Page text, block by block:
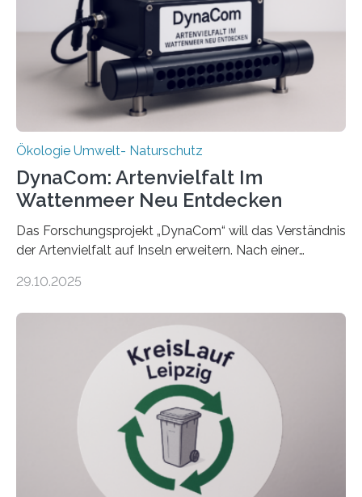
Ökologie Umwelt- Naturschutz
DynaCom: Artenvielfalt Im
Wattenmeer Neu Entdecken
Das Forschungsprojekt „DynaCom“ will das Verständnis
der Artenvielfalt auf Inseln erweitern. Nach einer
Beobachtungen im Wattenmeer ist nun eine große
Oldenburg befassen sich insbesondere damit, wie ein
Ökosystem gedeiht – und wie sich dieser Prozess
verlässlich prognostizieren lässt. Grünes Licht für
„DynaCom“: Die Deutsche Forschungsgemeinschaft
(DFG) fördert das Anfang 2019 gestartete
Forschungsprojekt an der Universität Oldenburg für
zwei weitere Jahre mit rund 1,2 Millionen Euro. „Wir
freuen uns sehr über…
29.10.2025